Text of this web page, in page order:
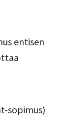
entisen
sopimus)